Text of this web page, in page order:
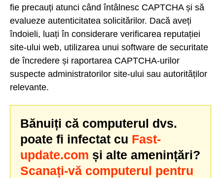
fie precauți atunci când întâlnesc CAPTCHA și să
evalueze autenticitatea solicitărilor. Dacă aveți
îndoieli, luați în considerare verificarea reputației
site-ului web, utilizarea unui software de securitate
de încredere și raportarea CAPTCHA-urilor
suspecte administratorilor site-ului sau autorităților
relevante.
Bănuiți că computerul dvs.
poate fi infectat cu Fast-
update.com și alte amenințări?
Scanați-vă computerul pentru